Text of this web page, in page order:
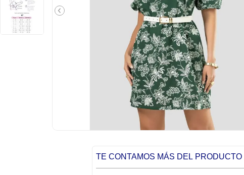
TE CONTAMOS MÁS DEL PRODUCTO